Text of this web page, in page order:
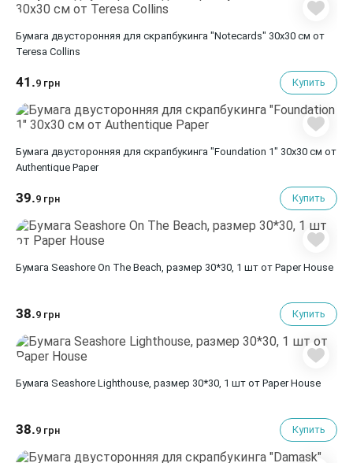
Бумага двусторонняя для скрапбукинга "Notecards" 30х30 см от
Teresa Collins
41.9 грн Купить
Бумага двусторонняя для скрапбукинга "Foundation 1" 30х30 см от
Authentique Paper
39.9 грн Купить
Бумага Seashore On The Beach, размер 30*30, 1 шт от Paper House
38.9 грн Купить
Бумага Seashore Lighthouse, размер 30*30, 1 шт от Paper House
38.9 грн Купить